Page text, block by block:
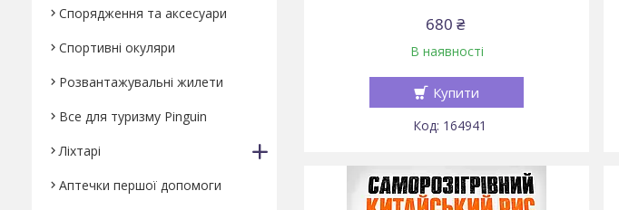
680 ₴
В наявності
Купити
164941
Спорядження та аксесуари
Спортивні окуляри
Розвантажувальні жилети
Все для туризму Pinguin
Ліхтарі
Аптечки першої допомоги